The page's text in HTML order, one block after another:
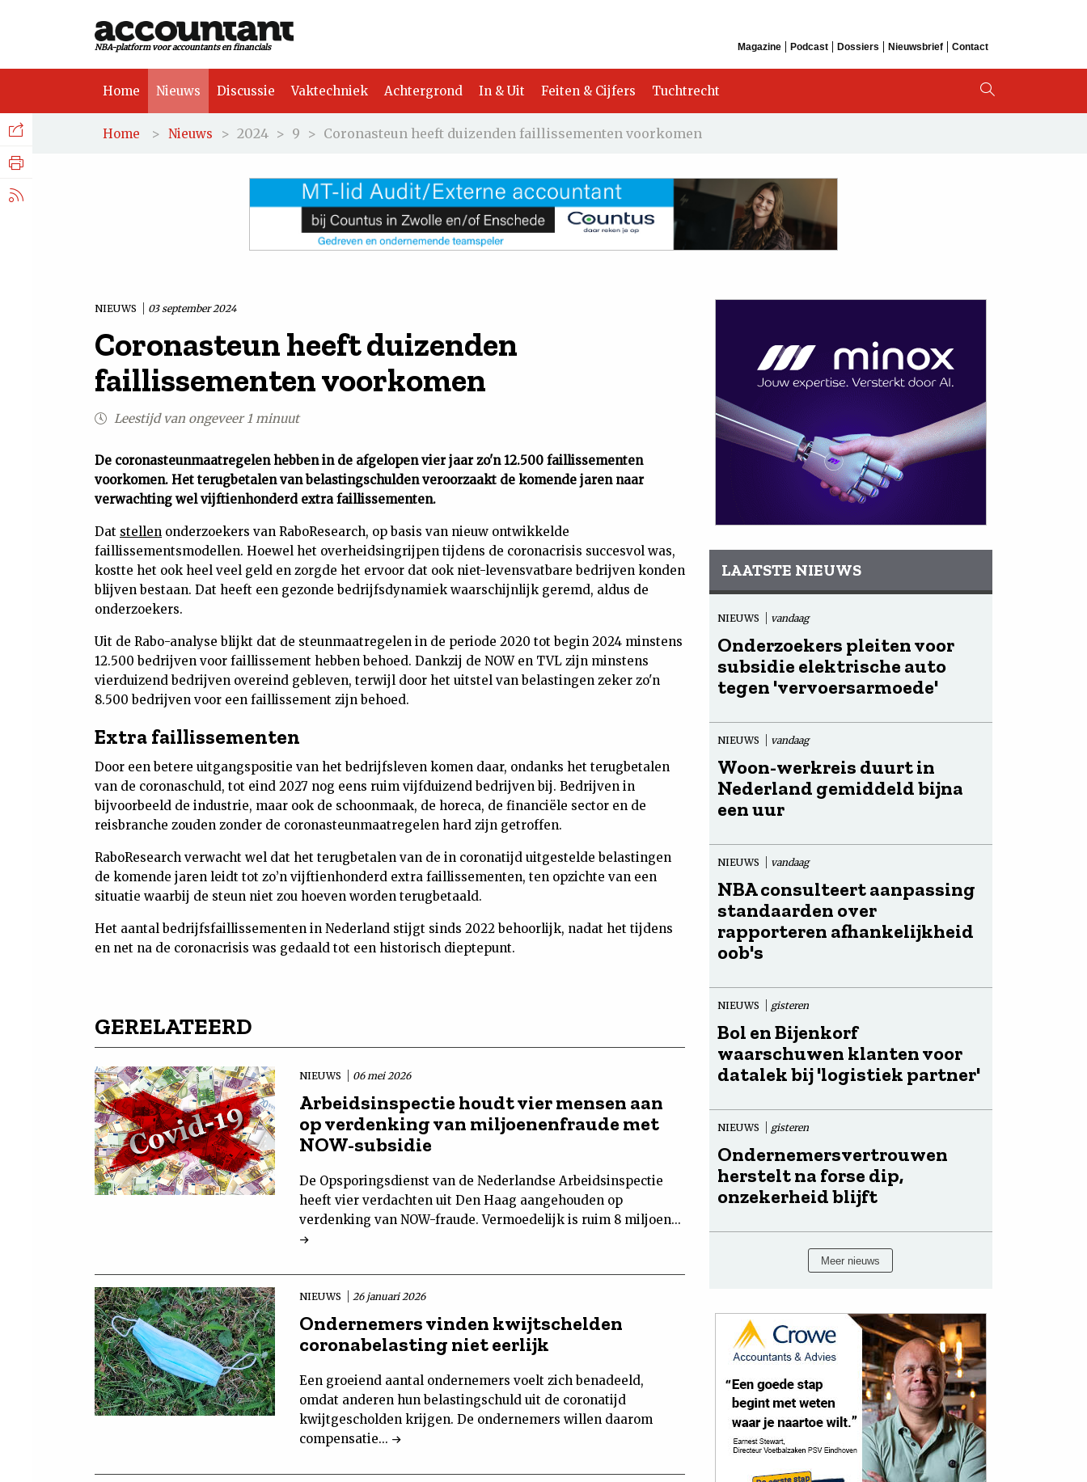
NBA-platform voor accountants en financials Magazine Podcast Dossiers Nieuwsbrief Contact
Home Nieuws Discussie Vaktechniek Achtergrond In & Uit Feiten & Cijfers Tuchtrecht
Home > Nieuws > 2024 > 9 > Coronasteun heeft duizenden faillissementen voorkomen
NIEUWS 03 september 2024
Coronasteun heeft duizenden
faillissementen voorkomen
Leestijd van ongeveer 1 minuut
De coronasteunmaatregelen hebben in de afgelopen vier jaar zo'n 12.500 faillissementen
voorkomen. Het terugbetalen van belastingschulden veroorzaakt de komende jaren naar
verwachting wel vijftienhonderd extra faillissementen.
Dat stellen onderzoekers van RaboResearch, op basis van nieuw ontwikkelde
faillissementsmodellen. Hoewel het overheidsingrijpen tijdens de coronacrisis succesvol was,
kostte het ook heel veel geld en zorgde het ervoor dat ook niet-levensvatbare bedrijven konden
blijven bestaan. Dat heeft een gezonde bedrijfsdynamiek waarschijnlijk geremd, aldus de
onderzoekers.
Uit de Rabo-analyse blijkt dat de steunmaatregelen in de periode 2020 tot begin 2024 minstens
12.500 bedrijven voor faillissement hebben behoed. Dankzij de NOW en TVL zijn minstens
vierduizend bedrijven overeind gebleven, terwijl door het uitstel van belastingen zeker zo'n
8.500 bedrijven voor een faillissement zijn behoed.
Extra faillissementen
Door een betere uitgangspositie van het bedrijfsleven komen daar, ondanks het terugbetalen
van de coronaschuld, tot eind 2027 nog eens ruim vijfduizend bedrijven bij. Bedrijven in
bijvoorbeeld de industrie, maar ook de schoonmaak, de horeca, de financiële sector en de
reisbranche zouden zonder de coronasteunmaatregelen hard zijn getroffen.
RaboResearch verwacht wel dat het terugbetalen van de in coronatijd uitgestelde belastingen
de komende jaren leidt tot zo’n vijftienhonderd extra faillissementen, ten opzichte van een
situatie waarbij de steun niet zou hoeven worden terugbetaald.
Het aantal bedrijfsfaillissementen in Nederland stijgt sinds 2022 behoorlijk, nadat het tijdens
en net na de coronacrisis was gedaald tot een historisch dieptepunt.
GERELATEERD
NIEUWS 06 mei 2026
Arbeidsinspectie houdt vier mensen aan
op verdenking van miljoenenfraude met
NOW-subsidie
De Opsporingsdienst van de Nederlandse Arbeidsinspectie
heeft vier verdachten uit Den Haag aangehouden op
verdenking van NOW-fraude. Vermoedelijk is ruim 8 miljoen...
NIEUWS 26 januari 2026
Ondernemers vinden kwijtschelden
coronabelasting niet eerlijk
Een groeiend aantal ondernemers voelt zich benadeeld,
omdat anderen hun belastingschuld uit de coronatijd
kwijtgescholden krijgen. De ondernemers willen daarom
compensatie...
LAATSTE NIEUWS
NIEUWS vandaag
Onderzoekers pleiten voor
subsidie elektrische auto
tegen 'vervoersarmoede'
NIEUWS vandaag
Woon-werkreis duurt in
Nederland gemiddeld bijna
een uur
NIEUWS vandaag
NBA consulteert aanpassing
standaarden over
rapporteren afhankelijkheid
oob's
NIEUWS gisteren
Bol en Bijenkorf
waarschuwen klanten voor
datalek bij 'logistiek partner'
NIEUWS gisteren
Ondernemersvertrouwen
herstelt na forse dip,
onzekerheid blijft
Meer nieuws
Facebook
Nieuws